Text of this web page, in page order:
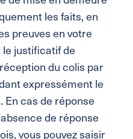
les faits, en
preuves en votre
justificatif de
du colis par
expressément le
En cas de réponse
de réponse
vous pouvez saisir